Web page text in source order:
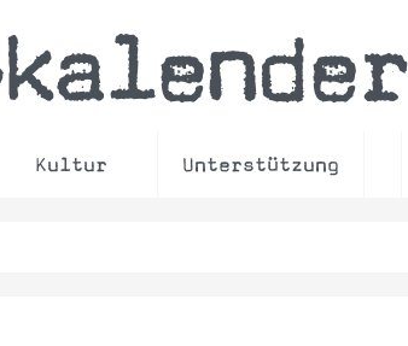
kalender
Kultur Unterstützung